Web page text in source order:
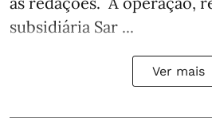
subsidiária Sar ...
Ver mais